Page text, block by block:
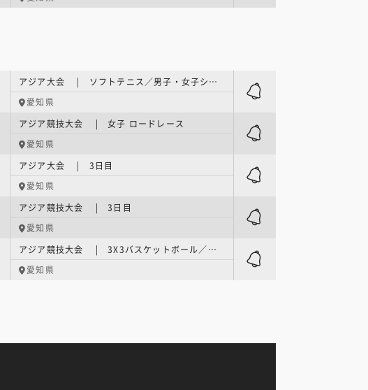
アジア大会 | ソフトテニス／男子・女子シングルス 予選
愛知県
アジア競技大会 | 女子 ロードレース
愛知県
アジア大会 | 3日目
愛知県
アジア競技大会 | 3日目
愛知県
アジア競技大会 | 3X3バスケットボール／予選
愛知県